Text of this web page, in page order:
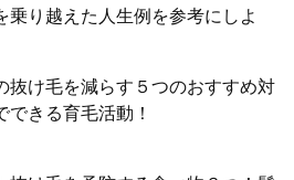
乗り越えた人生例を参考にしよ
抜け毛を減らす５つのおすすめ対
できる育毛活動！